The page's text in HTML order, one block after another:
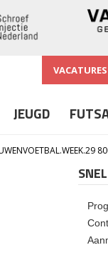
VACATURES
JEUGD